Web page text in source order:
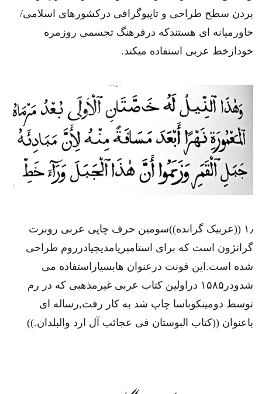
بردن سطح طراحی و تایپوگرافی درکشورهای اسلامی/
خاورمیانه ای هستندکه درفرهنگ تجسمی روزمره
خودازخط عربی استفاده میکند.
۱٫ ((عربیک گرانده))سومین حرف چاپی عربی روبرت
گرانژون است که برای استامپریامدیچیادرروم طراحی
شده است.این فونت درعنوان هابسیاراستفاده می
شدودر۱۵۸۵ دراولین کتاب عربی غیرمذهبی که در رم
توسط دومینکوباسا چاپ شد به کار رفت,رساله ای
باعنوان ((کتاب البوستان فی عجائب آل ارد والبلدان.))